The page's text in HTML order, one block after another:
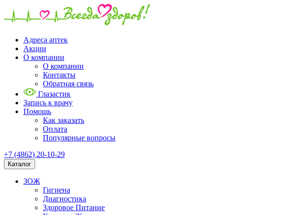
Адреса аптек
Акции
О компании
О компании
Контакты
Обратная связь
Глазастик
Запись к врачу
Помощь
Как заказать
Оплата
Популярные вопросы
+7 (4862) 20-10-29
Каталог
ЗОЖ
Гигиена
Диагностика
Здоровое Питание